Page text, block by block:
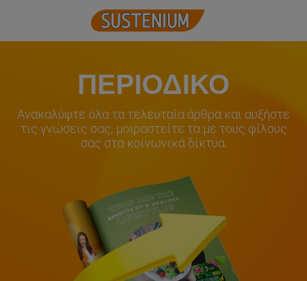
ΠΕΡΙΟΔΙΚΟ
Ανακαλύψτε όλα τα τελευταία άρθρα και αυξήστε
τις γνώσεις σας, μοιραστείτε τα με τους φίλους
σας στα κοινωνικά δίκτυα.